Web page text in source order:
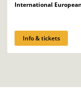
International
Info & tickets